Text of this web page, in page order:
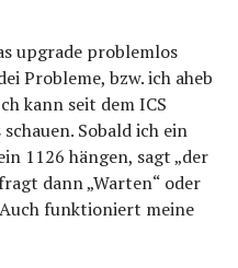
upgrade problemlos
Probleme, bzw. ich aheb
kann seit dem ICS
Sobald ich ein
1126 hängen, sagt „der
dann „Warten“ oder
Auch funktioniert meine